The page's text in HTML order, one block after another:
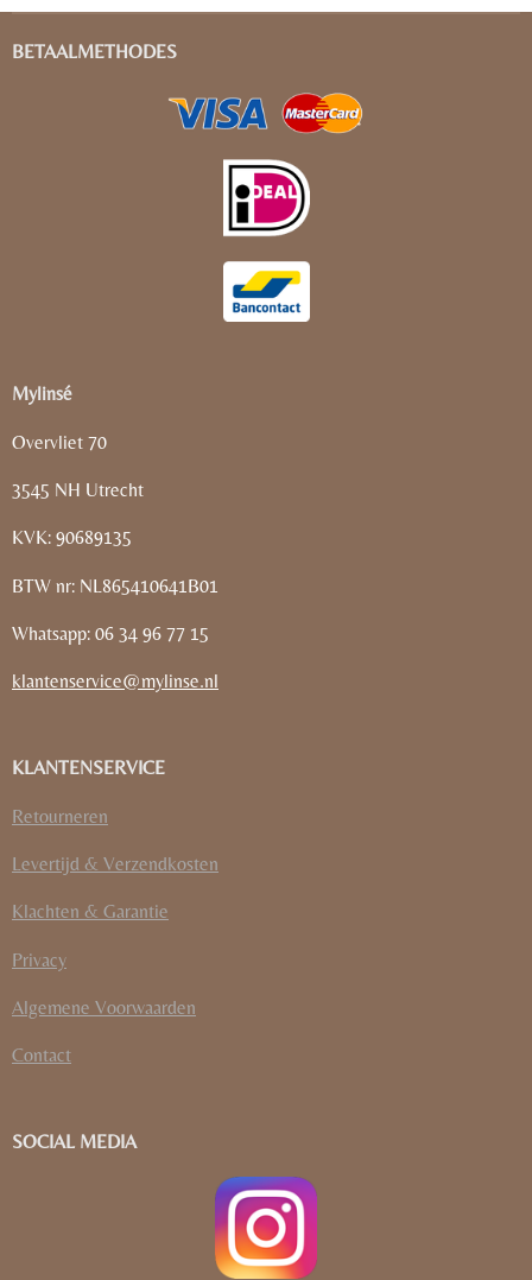
BETAALMETHODES
Mylinsé
Overvliet 70
3545 NH Utrecht
KVK: 90689135
BTW nr: NL865410641B01
Whatsapp: 06 34 96 77 15
klantenservice@mylinse.nl
KLANTENSERVICE
Retourneren
Levertijd & Verzendkosten
Klachten & Garantie
Privacy
Algemene Voorwaarden
Contact
SOCIAL MEDIA